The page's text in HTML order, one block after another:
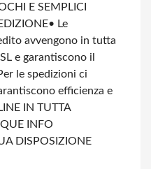
E SEMPLICI
• Le
avvengono in tutta
e garantiscono il
le spedizioni ci
efficienza e
IN TUTTA
INFO
DISPOSIZIONE